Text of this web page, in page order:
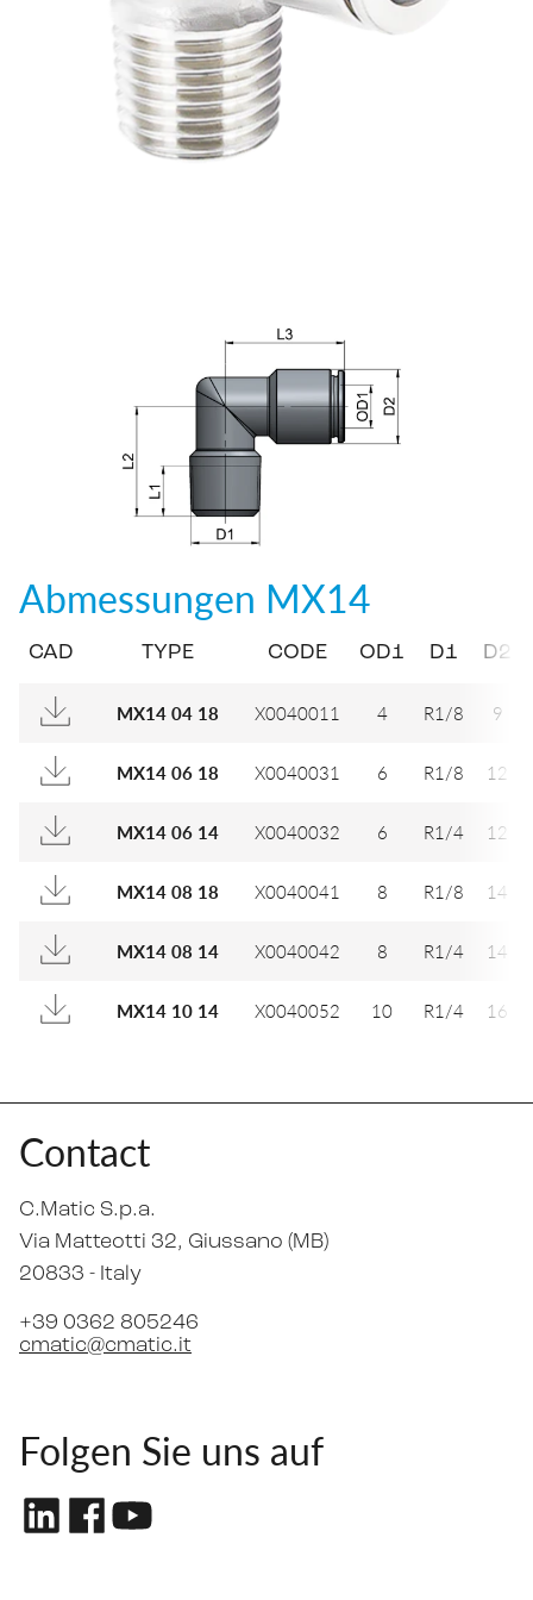
Abmessungen MX14
CAD TYPE CODE OD1 D1 D2
MX14 04 18 X0040011 4 R1/8 9
MX14 06 18 X0040031 6 R1/8 12
MX14 06 14 X0040032 6 R1/4 12
MX14 08 18 X0040041 8 R1/8 14
MX14 08 14 X0040042 8 R1/4 14
MX14 10 14 X0040052 10 R1/4 16
Contact
C.Matic S.p.a.
Via Matteotti 32, Giussano (MB)
20833 - Italy
+39 0362 805246
cmatic@cmatic.it
Folgen Sie uns auf